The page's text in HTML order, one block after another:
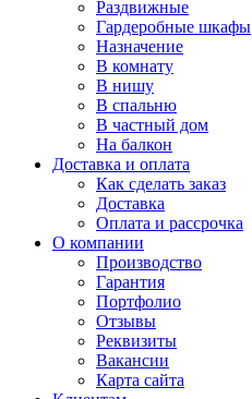
Раздвижные
Гардеробные шкафы
Назначение
В комнату
В нишу
В спальню
В частный дом
На балкон
Доставка и оплата
Как сделать заказ
Доставка
Оплата и рассрочка
О компании
Производство
Гарантия
Портфолио
Отзывы
Реквизиты
Вакансии
Карта сайта